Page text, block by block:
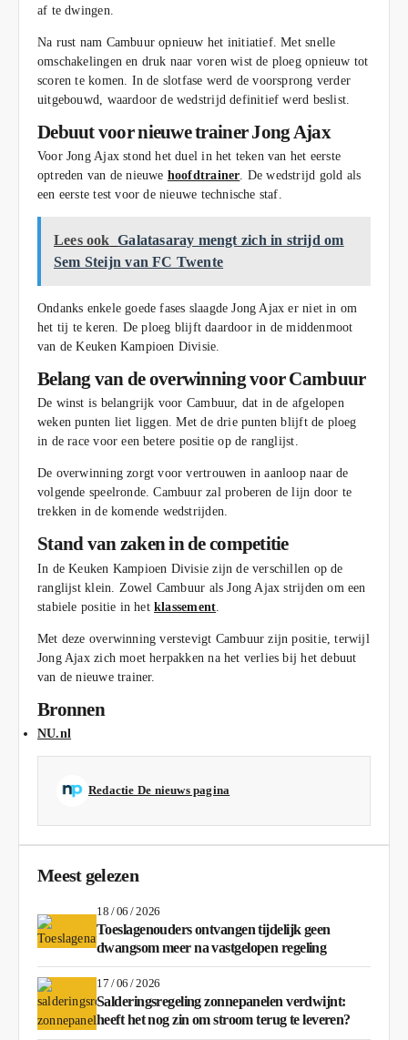
af te dwingen.
Na rust nam Cambuur opnieuw het initiatief. Met snelle
omschakelingen en druk naar voren wist de ploeg opnieuw tot
scoren te komen. In de slotfase werd de voorsprong verder
uitgebouwd, waardoor de wedstrijd definitief werd beslist.
Debuut voor nieuwe trainer Jong Ajax
Voor Jong Ajax stond het duel in het teken van het eerste
optreden van de nieuwe hoofdtrainer. De wedstrijd gold als
een eerste test voor de nieuwe technische staf.
Lees ook ​Galatasaray mengt zich in strijd om
Sem Steijn van FC Twente​
Ondanks enkele goede fases slaagde Jong Ajax er niet in om
het tij te keren. De ploeg blijft daardoor in de middenmoot
van de Keuken Kampioen Divisie.
Belang van de overwinning voor Cambuur
De winst is belangrijk voor Cambuur, dat in de afgelopen
weken punten liet liggen. Met de drie punten blijft de ploeg
in de race voor een betere positie op de ranglijst.
De overwinning zorgt voor vertrouwen in aanloop naar de
volgende speelronde. Cambuur zal proberen de lijn door te
trekken in de komende wedstrijden.
Stand van zaken in de competitie
In de Keuken Kampioen Divisie zijn de verschillen op de
ranglijst klein. Zowel Cambuur als Jong Ajax strijden om een
stabiele positie in hetklassement
Met deze overwinning verstevigt Cambuur zijn positie, terwijl
Jong Ajax zich moet herpakken na het verlies bij het debuut
van de nieuwe trainer.
Bronnen
NU.nl
Redactie De nieuws pagina
Meest gelezen
18 / 06 / 2026
Toeslagenouders ontvangen tijdelijk geen
dwangsom meer na vastgelopen regeling
17 / 06 / 2026
Salderingsregeling zonnepanelen verdwijnt:
heeft het nog zin om stroom terug te leveren?